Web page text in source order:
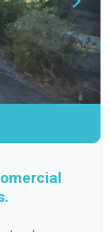
e tudo
mais